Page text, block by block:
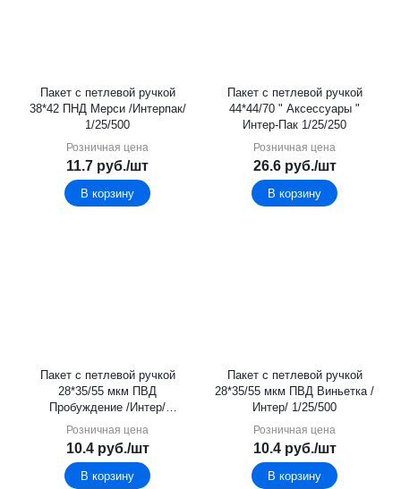
Пакет с петлевой ручкой
38*42 ПНД Мерси /Интерпак/
1/25/500
Розничная цена
11.7 руб./шт
В корзину
Пакет с петлевой ручкой
44*44/70 " Аксессуары "
Интер-Пак 1/25/250
Розничная цена
26.6руб./шт
В корзину
Пакет с петлевой ручкой
28*35/55 мкм ПВД
Пробуждение /Интер/
Розничная цена
10.4руб./шт
В корзину
Пакет с петлевой ручкой
28*35/55 мкм ПВД Виньетка /
Интер/ 1/25/500
Розничная цена
10.4руб./шт
В корзину